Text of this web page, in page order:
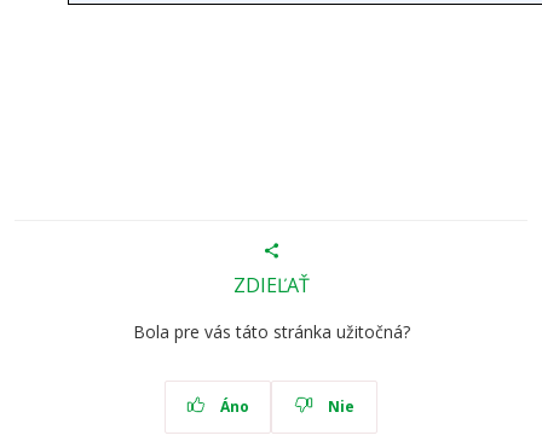
ZDIEĽAŤ
Bola pre vás táto stránka užitočná?
Áno Nie